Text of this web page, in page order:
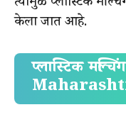
केला जात आहे.
प्लास्टिक